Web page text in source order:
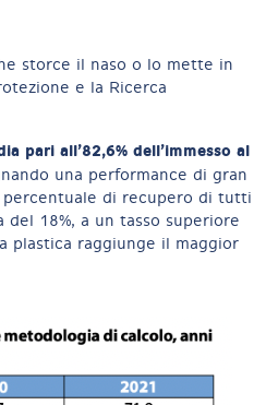
storce il naso o lo mette in
e la Ricerca
pari all’82,6% dell’immesso al
una performance di gran
di recupero di tutti
18%, a un tasso superiore
plastica raggiunge il maggior